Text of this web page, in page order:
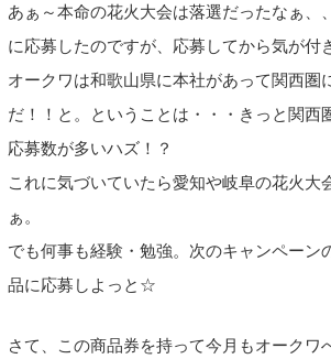
あぁ～本命の花火大会は落選だったなぁ、
に応募したのですが、応募してから気が付
オークワは和歌山県に本社があって関西圏
だ！！と。ということは・・・きっと関西
応募数が多いハズ！？
これに気づいていたら愛知や岐阜の花火大
ぁ。
でも何事も経験・勉強。次のキャンペーン
品に応募しよっと☆
さて、この商品券を持って今月もオークワ